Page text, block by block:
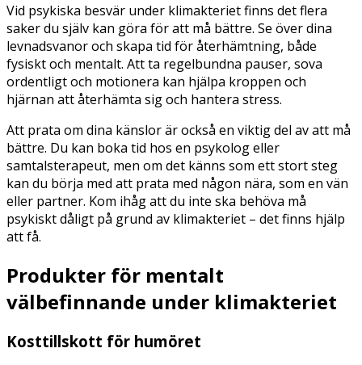
Vid psykiska besvär under klimakteriet finns det flera
saker du själv kan göra för att må bättre. Se över dina
levnadsvanor och skapa tid för återhämtning, både
fysiskt och mentalt. Att ta regelbundna pauser, sova
ordentligt och motionera kan hjälpa kroppen och
hjärnan att återhämta sig och hantera stress.
Att prata om dina känslor är också en viktig del av att må
bättre. Du kan boka tid hos en psykolog eller
samtalsterapeut, men om det känns som ett stort steg
kan du börja med att prata med någon nära, som en vän
eller partner. Kom ihåg att du inte ska behöva må
psykiskt dåligt på grund av klimakteriet – det finns hjälp
att få.
Produkter för mentalt
välbefinnande under klimakteriet
Kosttillskott för humöret